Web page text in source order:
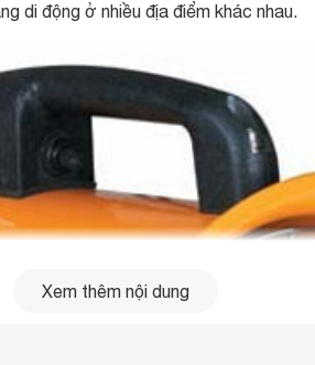
di động ở nhiều địa điểm khác nhau.
Xem thêm nội dung